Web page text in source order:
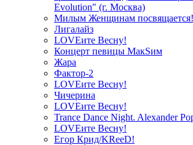
Evolution" (г. Москва)
Милым Женщинам посвящается!
Лигалайз
LOVEите Весну!
Концерт певицы МакSим
Жара
Фактор-2
LOVEите Весну!
Чичерина
LOVEите Весну!
Trance Dance Night. Alexander
LOVEите Весну!
Егор Крид/KReeD!